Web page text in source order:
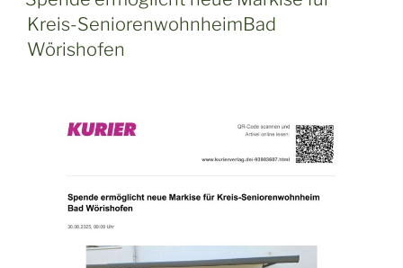
Kreis-SeniorenwohnheimBad
Wörishofen